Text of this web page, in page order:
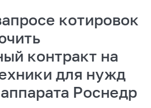
котировок
контракт на
для нужд
Роснедр